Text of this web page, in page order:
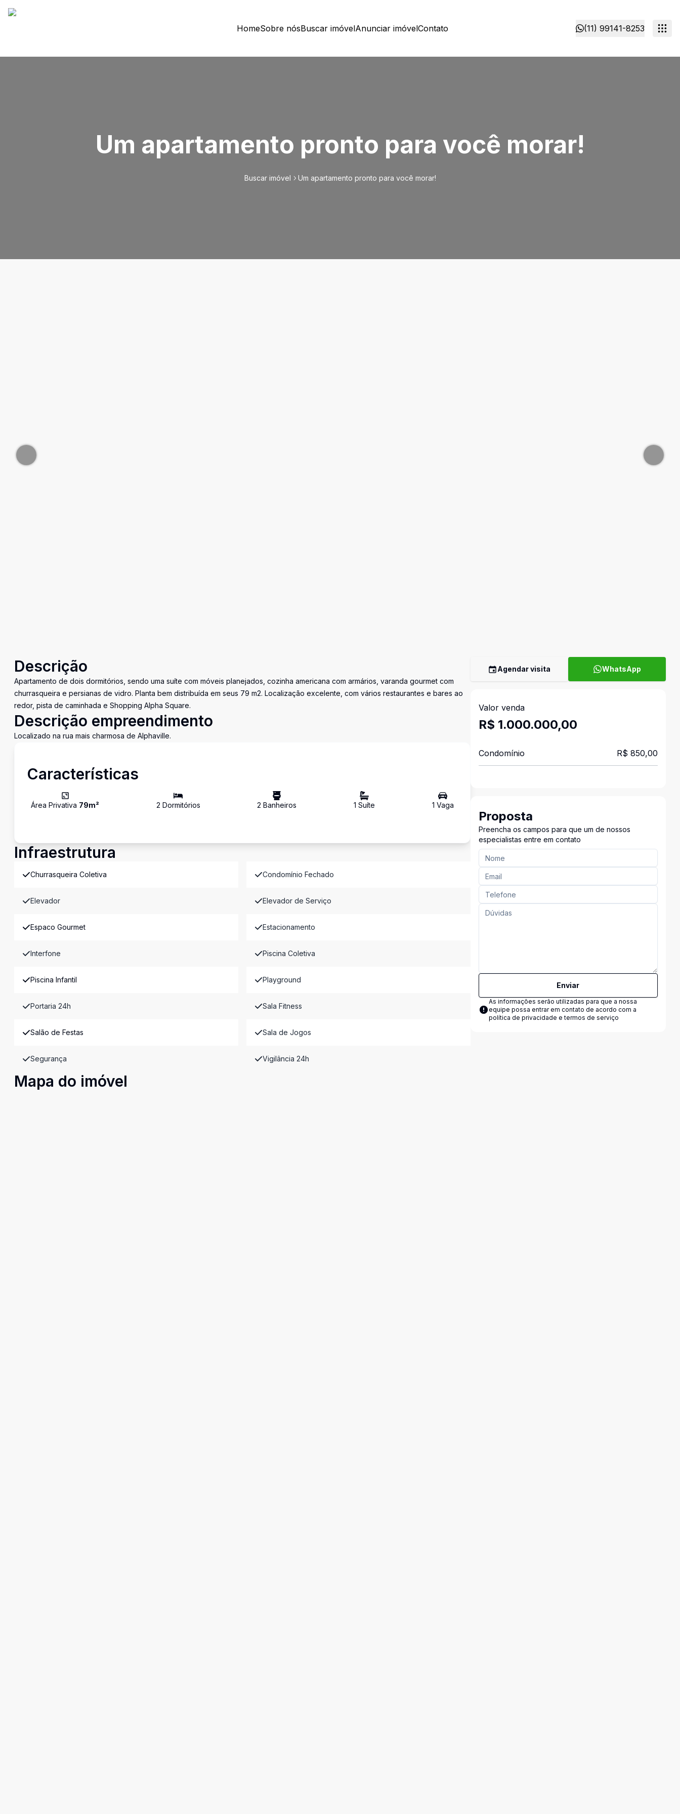
HomeSobre nósBuscar imóvelAnunciar imóvelContato (11) 99141-8253
Um apartamento pronto para você morar!
Buscar imóvel Um apartamento pronto para você morar!
Descrição
Apartamento de dois dormitórios, sendo uma suíte com móveis planejados, cozinha americana com armários, varanda gourmet com
churrasqueira e persianas de vidro. Planta bem distribuída em seus 79 m2. Localização excelente, com vários restaurantes e bares ao
redor, pista de caminhada e Shopping Alpha Square.
Descrição empreendimento
Localizado na rua mais charmosa de Alphaville.
Características
Área Privativa 79m² 2 Dormitórios 2 Banheiros 1 Suíte 1 Vaga
Infraestrutura
Churrasqueira Coletiva Condomínio Fechado
Elevador Elevador de Serviço
Espaco Gourmet Estacionamento
Interfone Piscina Coletiva
Piscina Infantil Playground
Portaria 24h Sala Fitness
Salão de Festas Sala de Jogos
Segurança Vigilância 24h
Mapa do imóvel
Agendar visita WhatsApp
Valor venda
R$ 1.000.000,00
Condomínio R$ 850,00
Proposta
Preencha os campos para que um de nossos
especialistas entre em contato
Enviar
As informações serão utilizadas para que a nossa
equipe possa entrar em contato de acordo com a
política de privacidade e termos de serviço